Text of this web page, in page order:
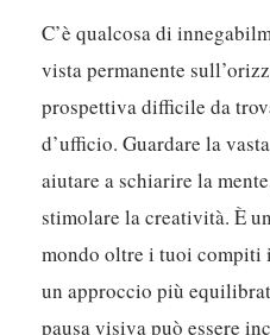
C’è qualcosa di
vista permanente
prospettiva difficile da
d’ufficio. Guardare la
aiutare a schiarire la
stimolare la creatività. È
mondo oltre i tuoi compiti
un approccio più
pausa visiva può essere